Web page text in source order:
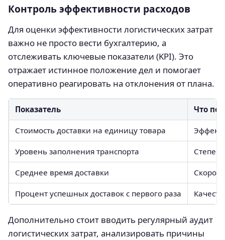
Контроль эффективности расходов
Для оценки эффективности логистических затрат
важно не просто вести бухгалтерию, а
отслеживать ключевые показатели (KPI). Это
отражает истинное положение дел и помогает
оперативно реагировать на отклонения от плана.
Показатель Что
Стоимость доставки на единицу товара
Уровень заполнения транспорта
Среднее время доставки
Процент успешных доставок с первого раза
Дополнительно стоит вводить регулярный аудит
логистических затрат, анализировать причины